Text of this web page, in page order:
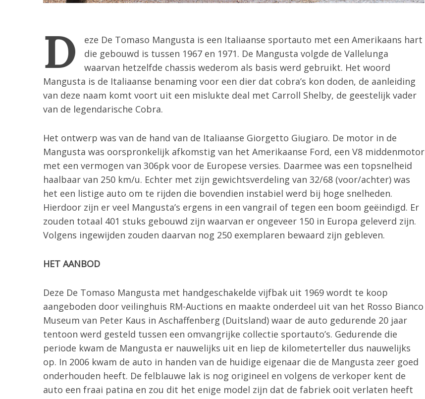
D
eze De Tomaso Mangusta is een Italiaanse sportauto met een Amerikaans hart
die gebouwd is tussen 1967 en 1971. De Mangusta volgde de Vallelunga
waarvan hetzelfde chassis wederom als basis werd gebruikt. Het woord
Mangusta is de Italiaanse benaming voor een dier dat cobra’s kon doden, de aanleiding
van deze naam komt voort uit een mislukte deal met Carroll Shelby, de geestelijk vader
van de legendarische Cobra.
Het ontwerp was van de hand van de Italiaanse Giorgetto Giugiaro. De motor in de
Mangusta was oorspronkelijk afkomstig van het Amerikaanse Ford, een V8 middenmotor
met een vermogen van 306pk voor de Europese versies. Daarmee was een topsnelheid
haalbaar van 250 km/u. Echter met zijn gewichtsverdeling van 32/68 (voor/achter) was
het een listige auto om te rijden die bovendien instabiel werd bij hoge snelheden.
Hierdoor zijn er veel Mangusta’s ergens in een vangrail of tegen een boom geëindigd. Er
zouden totaal 401 stuks gebouwd zijn waarvan er ongeveer 150 in Europa geleverd zijn.
Volgens ingewijden zouden daarvan nog 250 exemplaren bewaard zijn gebleven.
HET AANBOD
Deze De Tomaso Mangusta met handgeschakelde vijfbak uit 1969 wordt te koop
aangeboden door veilinghuis RM-Auctions en maakte onderdeel uit van het Rosso Bianco
Museum van Peter Kaus in Aschaffenberg (Duitsland) waar de auto gedurende 20 jaar
tentoon werd gesteld tussen een omvangrijke collectie sportauto’s. Gedurende die
periode kwam de Mangusta er nauwelijks uit en liep de kilometerteller dus nauwelijks
op. In 2006 kwam de auto in handen van de huidige eigenaar die de Mangusta zeer goed
onderhouden heeft. De felblauwe lak is nog origineel en volgens de verkoper kent de
auto een fraai patina en zou dit het enige model zijn dat de fabriek ooit verlaten heeft
S
e
r
c
f
o
r
: